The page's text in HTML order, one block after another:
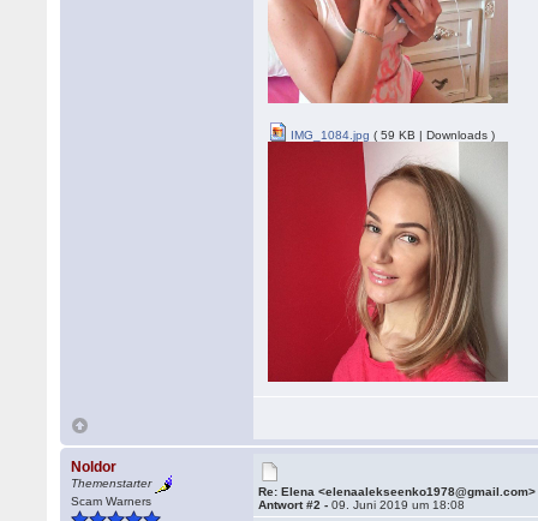
IMG_1084.jpg ( 59 KB | Downloads )
Noldor
Themenstarter
Scam Warners
Re: Elena <elenaalekseenko1978@gmail.com>
Antwort #2 -09. Juni 2019 um 18:08